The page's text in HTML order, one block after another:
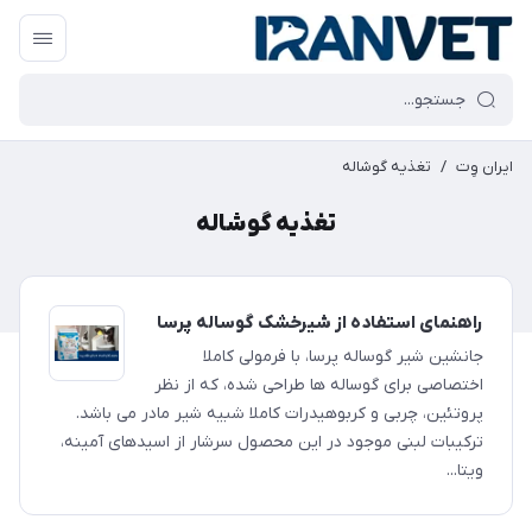
ایران وِت / تغذیه گوشاله
تغذیه گوشاله
راهنمای استفاده از شیرخشک گوساله پرسا
جانشین شیر گوساله پرسا، با فرمولی کاملا
اختصاصی برای گوساله ها طراحی شده، که از نظر
پروتئین، چربی و کربوهیدرات کاملا شبیه شیر مادر می باشد.
ترکیبات لبنی موجود در این محصول سرشار از اسیدهای آمینه،
ویتا...